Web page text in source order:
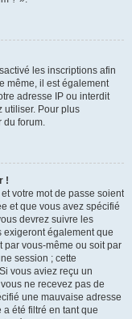
les inscriptions afin
même, il est également
adresse IP ou interdit
utiliser. Pour plus
du forum.
!
votre mot de passe soient
et que vous avez spécifié
devrez suivre les
exigeront également que
par vous-même ou soit par
session ; cette
vous aviez reçu un
ne recevez pas de
une mauvaise adresse
été filtré en tant que